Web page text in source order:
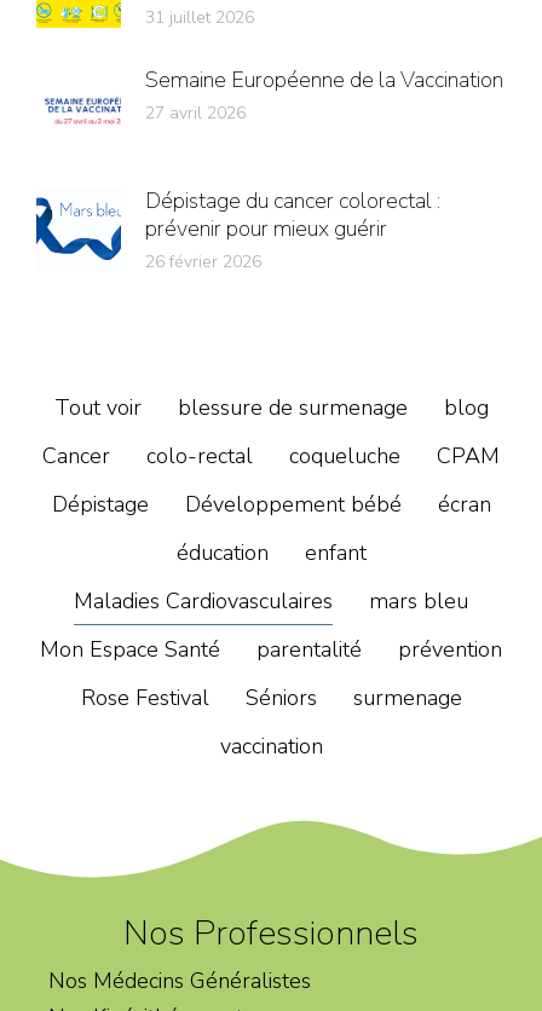
31 juillet 2026
Semaine Européenne de la Vaccination
27 avril 2026
Dépistage du cancer colorectal :
prévenir pour mieux guérir
26 février 2026
Tout voir blessure de surmenage
blog
Cancer
colo-rectal coqueluche
CPAM
Dépistage
Développement bébé
écran
éducation
enfant
Maladies Cardiovasculaires
mars bleu
Mon Espace Santé
parentalité
prévention
Rose Festival
Séniors
surmenage
vaccination
Nos Professionnels
Nos Médecins Généralistes